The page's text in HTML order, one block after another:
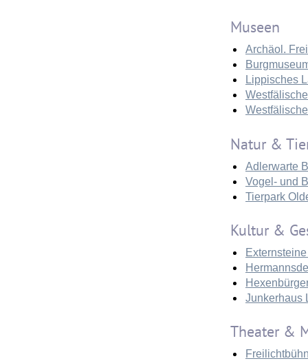
Museen
Archäol.
Lippisches
Natur &
Adlerwarte
Vogel- und
Tierpark
Kultur &
Junkerhaus
Theater &